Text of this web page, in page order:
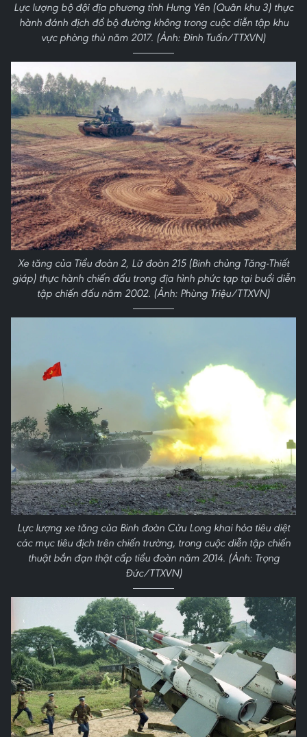
Lực lượng bộ đội địa phương tỉnh Hưng Yên (Quân khu 3) thực
hành đánh địch đổ bộ đường không trong cuộc diễn tập khu
vực phòng thủ năm 2017. (Ảnh: Đinh Tuấn/TTXVN)
Xe tăng của Tiểu đoàn 2, Lữ đoàn 215 (Binh chủng Tăng-Thiết
giáp) thực hành chiến đấu trong địa hình phức tạp tại buổi diễn
tập chiến đấu năm 2002. (Ảnh: Phùng Triệu/TTXVN)
Lực lượng xe tăng của Binh đoàn Cửu Long khai hỏa tiêu diệt
các mục tiêu địch trên chiến trường, trong cuộc diễn tập chiến
thuật bắn đạn thật cấp tiểu đoàn năm 2014. (Ảnh: Trọng
Đức/TTXVN)